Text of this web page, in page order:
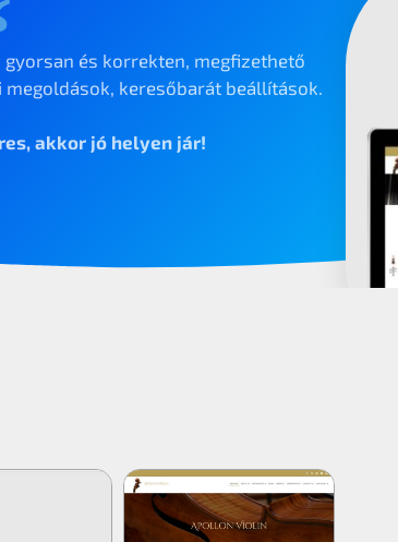
és korrekten, megfizethető
keresőbarát beállítások.
akkor jó helyen jár!